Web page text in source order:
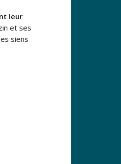
leur
et ses
siens